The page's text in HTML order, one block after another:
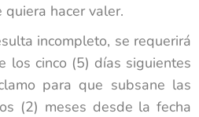
hacer valer.
incompleto, se requerirá
los cinco (5) días siguientes
para que subsane las
(2) meses desde la fecha